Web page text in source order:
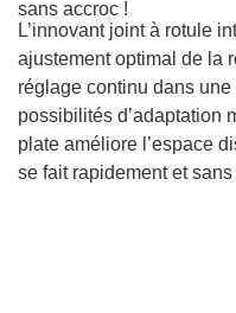
sans accroc !
L’innovant joint à rotule
ajustement optimal de la
réglage continu dans
possibilités d’adaptation
plate améliore l’espace
se fait rapidement et